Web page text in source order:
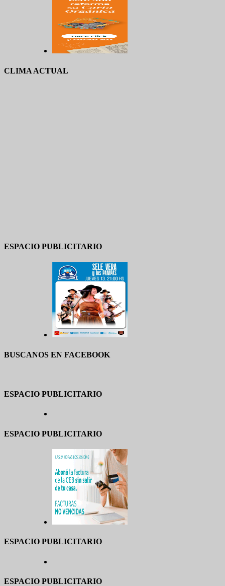
CLIMA ACTUAL
ESPACIO PUBLICITARIO
BUSCANOS EN FACEBOOK
ESPACIO PUBLICITARIO
ESPACIO PUBLICITARIO
ESPACIO PUBLICITARIO
ESPACIO PUBLICITARIO